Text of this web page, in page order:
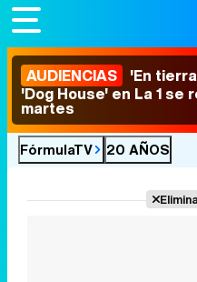
AUDIENCIAS 'En
'Dog House' en La 1 se
martes
FórmulaTV 20 AÑOS